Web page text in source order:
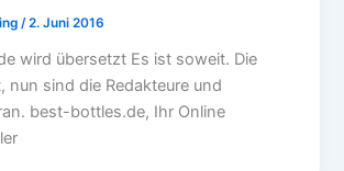
/2. Juni 2016
wird übersetzt Es ist soweit. Die
nun sind die Redakteure und
best-bottles.de, Ihr Online